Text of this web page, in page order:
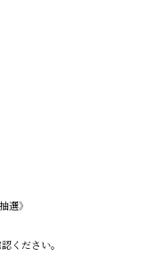
選》
ください。